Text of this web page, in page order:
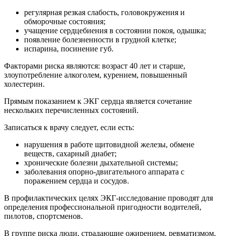
регулярная резкая слабость, головокружения и
обморочные состояния;
учащение сердцебиения в состоянии покоя, одышка;
появление болезненности в грудной клетке;
испарина, посинение губ.
Факторами риска являются: возраст 40 лет и старше,
злоупотребление алкоголем, курением, повышенный
холестерин.
Прямым показанием к ЭКГ сердца является сочетание
нескольких перечисленных состояний.
Записаться к врачу следует, если есть:
нарушения в работе щитовидной железы, обмене
веществ, сахарный диабет;
хронические болезни дыхательной системы;
заболевания опорно-двигательного аппарата с
поражением сердца и сосудов.
В профилактических целях ЭКГ-исследование проводят для
определения профессиональной пригодности водителей,
пилотов, спортсменов.
В группе риска люди, страдающие ожирением, ревматизмом,